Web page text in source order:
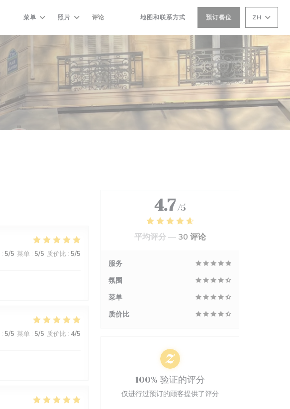
菜单 照片 评论
((在新窗口中打开))
((在新窗口中打开))
地图和联系方式 预订餐位 ZH
: 5/5 菜单 : 5/5 质价比 : 5/5
: 5/5 菜单 : 5/5 质价比 : 4/5
4.7 /5
平均评分 — 30 评论
服务
氛围
菜单
质价比
100% 验证的评分
仅进行过预订的顾客提供了评分